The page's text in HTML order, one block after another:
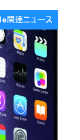
関連ニュース